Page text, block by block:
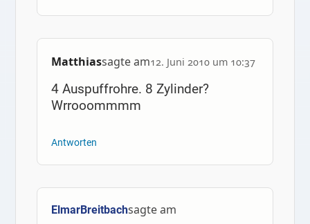
Matthiassagte am12. Juni 2010 um 10:37
4 Auspuffrohre. 8 Zylinder?
Wrrooommmm
Antworten
ElmarBreitbachsagte am